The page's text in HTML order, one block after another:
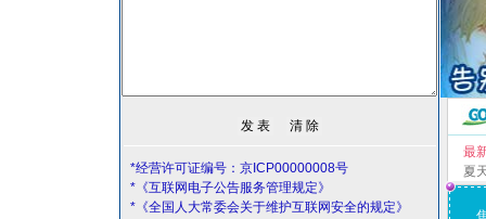
*经营许可证编号：京ICP00000008号
*《互联网电子公告服务管理规定》
*《全国人大常委会关于维护互联网安全的规定》
最
夏